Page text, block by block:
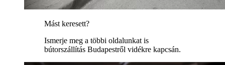
Mást keresett?
Ismerje meg a többi oldalunkat is
bútorszállítás Budapestről vidékre kapcsán.